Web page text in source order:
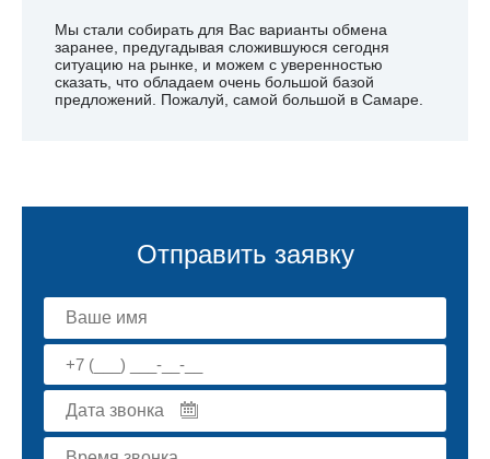
Мы стали собирать для Вас варианты обмена
заранее, предугадывая сложившуюся сегодня
ситуацию на рынке, и можем с уверенностью
сказать, что обладаем очень большой базой
предложений. Пожалуй, самой большой в Самаре.
Отправить заявку